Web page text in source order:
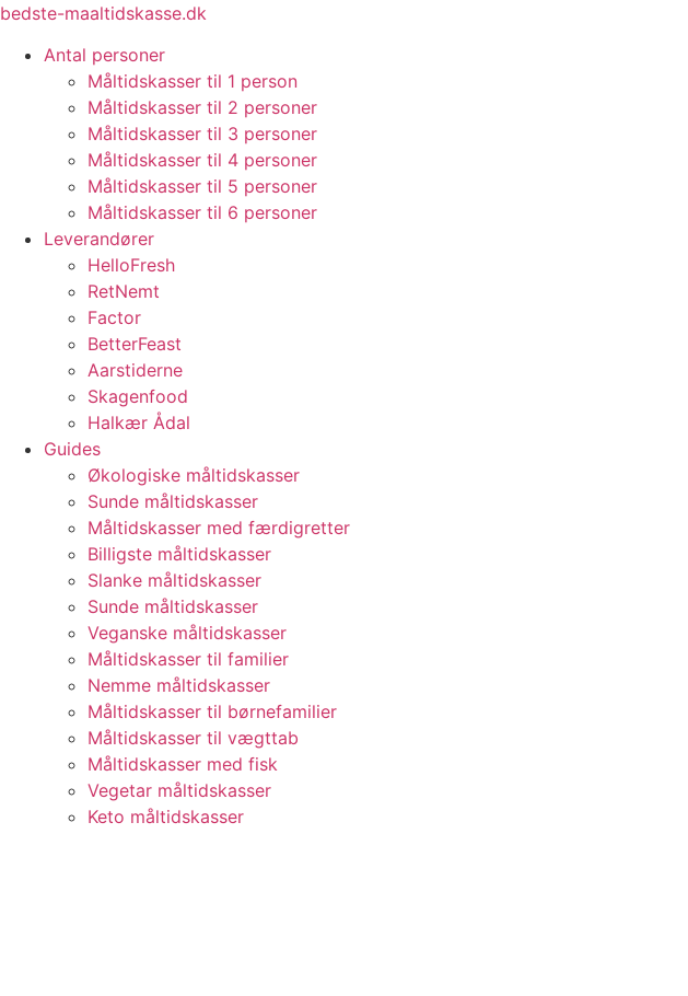
Videre
indhold
bedste-maaltidskasse.dk
Antal personer
Måltidskasser til 1 person
Måltidskasser til 2 personer
Måltidskasser til 3 personer
Måltidskasser til 4 personer
Måltidskasser til 5 personer
Måltidskasser til 6 personer
Leverandører
HelloFresh
RetNemt
Factor
BetterFeast
Aarstiderne
Skagenfood
Halkær Ådal
Guides
Økologiske måltidskasser
Sunde måltidskasser
Måltidskasser med færdigretter
Billigste måltidskasser
Slanke måltidskasser
Sunde måltidskasser
Veganske måltidskasser
Måltidskasser til familier
Nemme måltidskasser
Måltidskasser til børnefamilier
Måltidskasser til vægttab
Måltidskasser med fisk
Vegetar måltidskasser
Keto måltidskasser